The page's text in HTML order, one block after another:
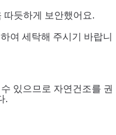
따듯하게 보안했어요.
여 세탁해 주시기 바랍니
있으므로 자연건조를 권
.